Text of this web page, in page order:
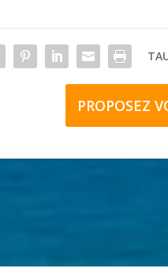
PROPOSEZ